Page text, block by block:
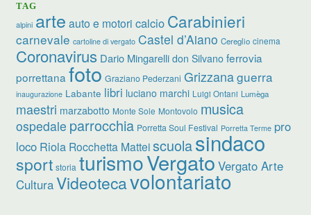
TAG
alpini arte auto e motori calcio Carabinieri
carnevale cartoline di vergato Castel d’Aiano Cereglio cinema
Coronavirus Dario Mingarelli don Silvano ferrovia
porrettanafoto Graziano Pederzani Grizzanaguerra
inaugurazione Labante libri luciano marchi Luigi Ontani Lumèga
maestri marzabotto Monte Sole Montovolo musica
ospedale parrocchia Porretta Soul Festival Porretta Terme pro
loco Riola Rocchetta Matteiscuolasindaco
sport storia turismoVergato Vergato Arte
CulturaVideotecavolontariato